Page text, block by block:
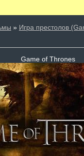
» Игра престолов
Game of Thrones